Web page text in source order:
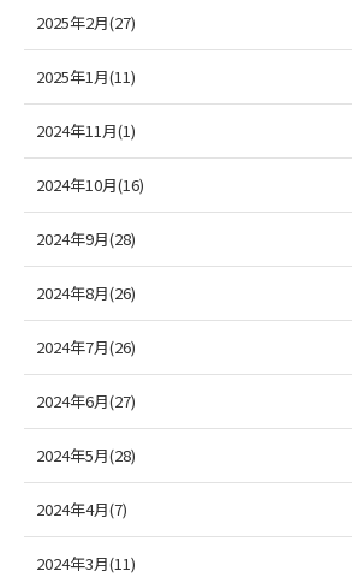
2025年2月(27)
2025年1月(11)
2024年11月(1)
2024年10月(16)
2024年9月(28)
2024年8月(26)
2024年7月(26)
2024年6月(27)
2024年5月(28)
2024年4月(7)
2024年3月(11)